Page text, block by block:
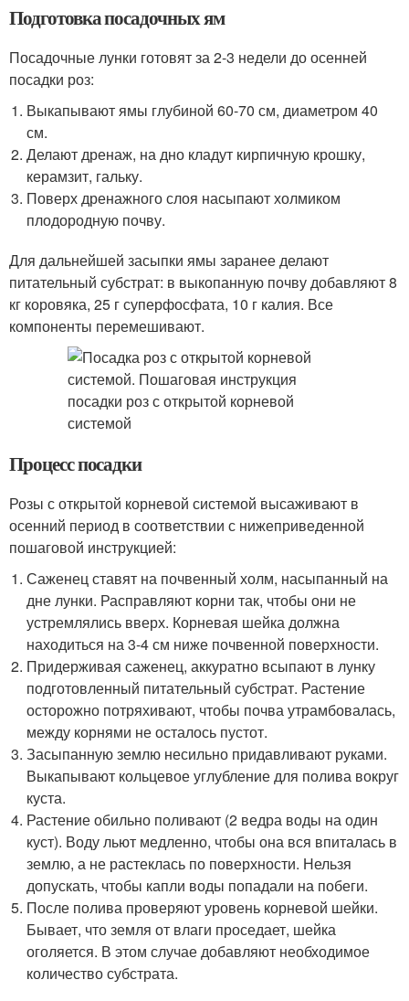
Подготовка посадочных ям
Посадочные лунки готовят за 2-3 недели до осенней
посадки роз:
Выкапывают ямы глубиной 60-70 см, диаметром 40
см.
Делают дренаж, на дно кладут кирпичную крошку,
керамзит, гальку.
Поверх дренажного слоя насыпают холмиком
плодородную почву.
Для дальнейшей засыпки ямы заранее делают
питательный субстрат: в выкопанную почву добавляют 8
кг коровяка, 25 г суперфосфата, 10 г калия. Все
компоненты перемешивают.
Процесс посадки
Розы с открытой корневой системой высаживают в
осенний период в соответствии с нижеприведенной
пошаговой инструкцией:
Саженец ставят на почвенный холм, насыпанный на
дне лунки. Расправляют корни так, чтобы они не
устремлялись вверх. Корневая шейка должна
находиться на 3-4 см ниже почвенной поверхности.
Придерживая саженец, аккуратно всыпают в лунку
подготовленный питательный субстрат. Растение
осторожно потряхивают, чтобы почва утрамбовалась,
между корнями не осталось пустот.
Засыпанную землю несильно придавливают руками.
Выкапывают кольцевое углубление для полива вокруг
куста.
Растение обильно поливают (2 ведра воды на один
куст). Воду льют медленно, чтобы она вся впиталась в
землю, а не растеклась по поверхности. Нельзя
допускать, чтобы капли воды попадали на побеги.
После полива проверяют уровень корневой шейки.
Бывает, что земля от влаги проседает, шейка
оголяется. В этом случае добавляют необходимое
количество субстрата.